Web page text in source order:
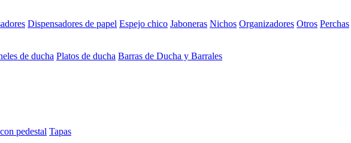
Dispensadores de papel Espejo chico Jaboneras Nichos Organizadores Otros Perchas
de ducha Platos de ducha Barras de Ducha y Barrales
pedestal Tapas